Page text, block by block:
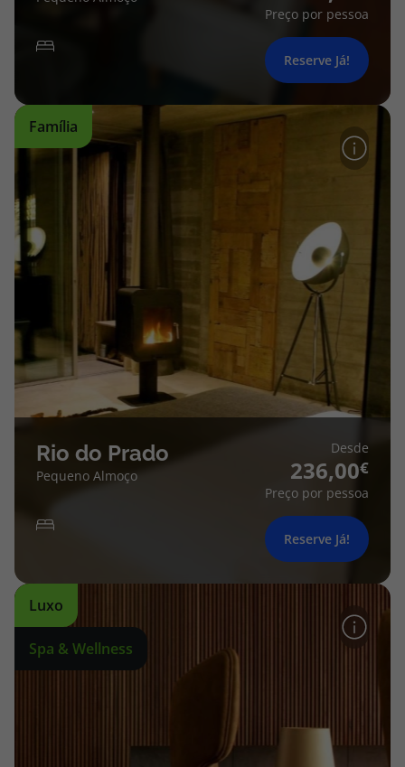
Preço por pessoa
Reserve Já!
Família
Rio do Prado
Pequeno Almoço
Desde
236,00
Preço por pessoa
Reserve Já!
Luxo
Spa & Wellness